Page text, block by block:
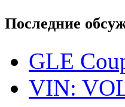
Последние
GLE
VIN: